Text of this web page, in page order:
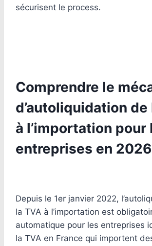
sécurisent le process.
Comprendre le
d’autoliquidation de
à l’importation pour
entreprises en 2026
Depuis le 1er janvier 2022,
la TVA à l’importation est
automatique pour les entreprises
la TVA en France qui importent